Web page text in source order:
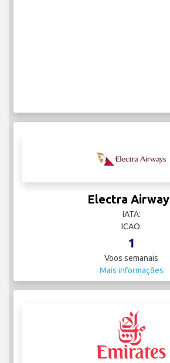
Electra
IATA:
ICAO:
1
Voos semanais
Mais informações